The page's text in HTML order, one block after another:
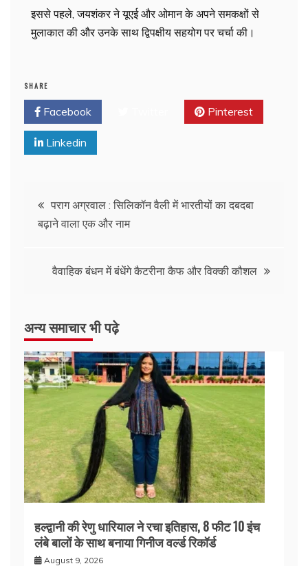
इससे पहले, जयशंकर ने यूएई और ओमान के अपने समकक्षों से
मुलाकात की और उनके साथ द्विपक्षीय सहयोग पर चर्चा की।
SHARE
Facebook Pinterest
Linkedin
पराग अग्रवाल : सिलिकॉन वैली में भारतीयों का दबदबा
बढ़ाने वाला एक और नाम
वैवाहिक बंधन में बंधेंगे कैटरीना कैफ और विक्की कौशल
अन्य समाचार भी पढ़े
हल्द्वानी की रेणु धारियाल ने रचा इतिहास, 8 फीट 10 इंच
लंबे बालों के साथ बनाया गिनीज वर्ल्ड रिकॉर्ड
August 9, 2026